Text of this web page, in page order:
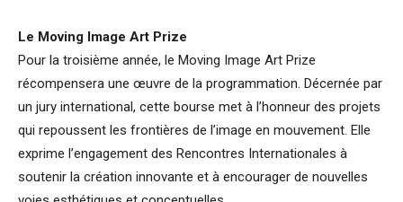
Le Moving Image Art Prize
Pour la troisième année, le Moving Image Art Prize
récompensera une œuvre de la programmation. Décernée par
un jury international, cette bourse met à l’honneur des projets
qui repoussent les frontières de l’image en mouvement. Elle
exprime l’engagement des Rencontres Internationales à
soutenir la création innovante et à encourager de nouvelles